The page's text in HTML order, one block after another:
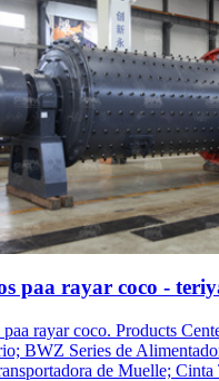
paa rayar coco -
rayar coco. Products
BWZ Series de
de Muelle; Cinta